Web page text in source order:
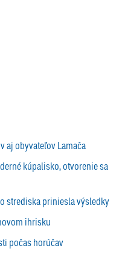
aj obyvateľov Lamača
kúpalisko, otvorenie sa
strediska priniesla výsledky
ihrisku
počas horúčav